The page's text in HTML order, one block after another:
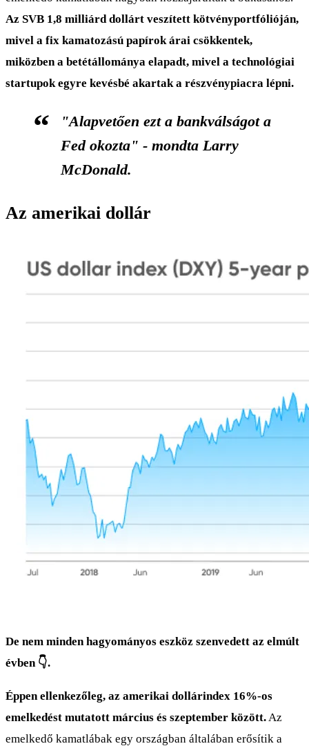
Az SVB 1,8 milliárd dollárt veszített kötvényportfólióján,
mivel a fix kamatozású papírok árai csökkentek,
miközben a betétállománya elapadt, mivel a technológiai
startupok egyre kevésbé akartak a részvénypiacra lépni.
"Alapvetően ezt a bankválságot a
Fed okozta" - mondta Larry
McDonald.
Az amerikai dollár
De nem minden hagyományos eszköz szenvedett az elmúlt
évben 👇.
Éppen ellenkezőleg, az amerikai dollárindex 16%-os
emelkedést mutatott március és szeptember között. Az
emelkedő kamatlábak egy országban általában erősítik a